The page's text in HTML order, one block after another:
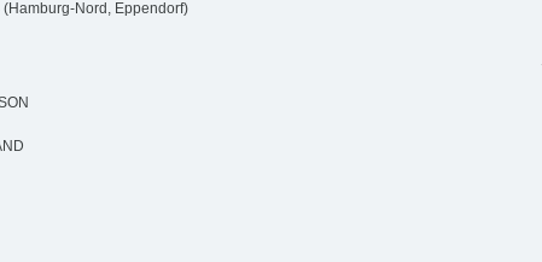
Nord, Eppendorf)